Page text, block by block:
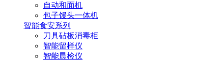
自动和面机
包子馒头一体机
智能食安系列
刀具砧板消毒柜
智能留样仪
智能晨检仪